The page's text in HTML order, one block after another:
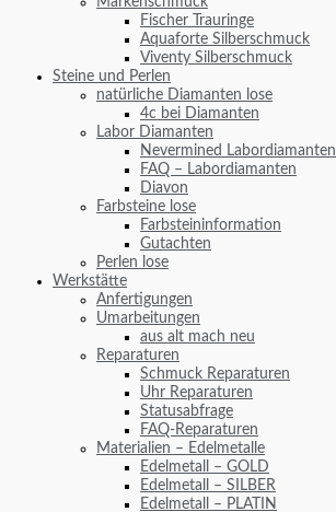
Fischer Trauringe
Aquaforte Silberschmuck
Viventy Silberschmuck
Steine und Perlen
natürliche Diamanten lose
4c bei Diamanten
Labor Diamanten
Nevermined Labordiamanten
FAQ – Labordiamanten
Diavon
Farbsteine lose
Farbsteininformation
Gutachten
Perlen lose
Werkstätte
Anfertigungen
Umarbeitungen
aus alt mach neu
Reparaturen
Schmuck Reparaturen
Uhr Reparaturen
Statusabfrage
FAQ-Reparaturen
Materialien – Edelmetalle
Edelmetall – GOLD
Edelmetall – SILBER
Edelmetall – PLATIN